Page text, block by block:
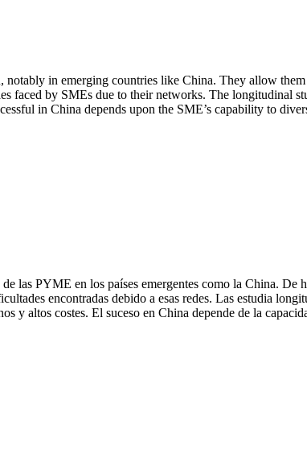
in emerging countries like China. They allow
faced by SMEs due to their networks. The longitudinal
in China depends upon the SME’s capability to
las PYME en los países emergentes como la China. De
encontradas debido a esas redes. Las estudia
y altos costes. El suceso en China depende de la